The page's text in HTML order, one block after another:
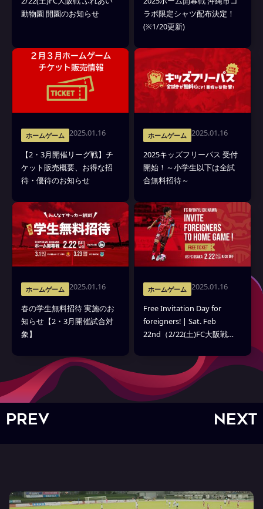
動物園 開園のお知らせ
ラボ限定シャツ配布決定！
(※1/20更新)
ホームゲーム 2025.01.16
【2・3月開催リーグ戦】チ
ケット販売概要、お得な招
待・優待のお知らせ
ホームゲーム 2025.01.16
2025キッズフリーパス 受付
開始！～小学生以下は全試
合無料招待～
ホームゲーム 2025.01.16
春の学生無料招待 実施のお
知らせ【2・3月開催試合対
象】
ホームゲーム 2025.01.16
Free Invitation Day for
foreigners! | Sat. Feb
22nd（2/22(土)FC大阪戦
PREV NEXT